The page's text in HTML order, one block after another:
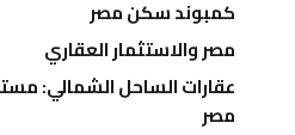
كمبوند سكن مصر
مصر والاستثمار العقاري
عقارات الساحل الشمالي:
مصر